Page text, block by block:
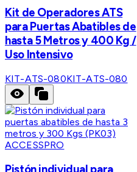
Kit de Operadores ATS
para Puertas Abatibles de
hasta 5 Metros y 400 Kg /
Uso Intensivo
KIT-ATS-080KIT-ATS-080
ACCESSPRO
Pistón individual para